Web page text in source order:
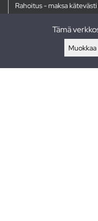
Rahoitus - maksa
Tämä
Muokkaa